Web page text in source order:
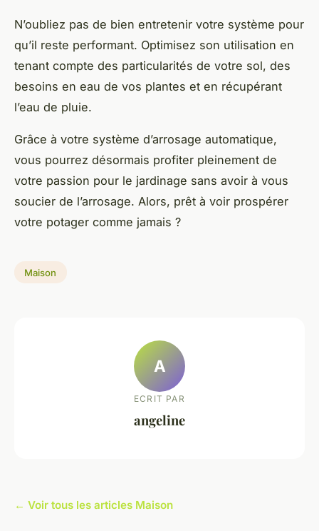
N’oubliez pas de bien entretenir votre système pour
qu’il reste performant. Optimisez son utilisation en
tenant compte des particularités de votre sol, des
besoins en eau de vos plantes et en récupérant
l’eau de pluie.
Grâce à votre système d’arrosage automatique,
vous pourrez désormais profiter pleinement de
votre passion pour le jardinage sans avoir à vous
soucier de l’arrosage. Alors, prêt à voir prospérer
votre potager comme jamais ?
Maison
A
ECRIT PAR
angeline
← Voir tous les articles Maison